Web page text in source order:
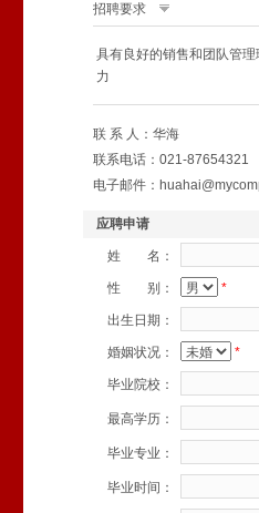
应聘申请
姓 名：
性 别： *
出生日期：
婚姻状况： *
毕业院校：
最高学历：
毕业专业：
毕业时间：
招聘要求
具有良好的销售和团队管
力
联 系 人：华海
联系电话：021-87654321
电子邮件：